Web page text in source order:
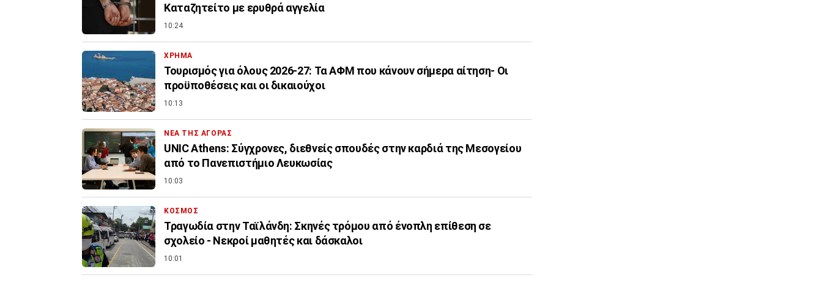
Καταζητείτο με ερυθρά αγγελία
10:24
ΧΡΗΜΑ
Τουρισμός για όλους 2026-27: Τα ΑΦΜ που κάνουν σήμερα αίτηση- Οι
προϋποθέσεις και οι δικαιούχοι
10:13
ΝΕΑ ΤΗΣ ΑΓΟΡΑΣ
UNIC Athens: Σύγχρονες, διεθνείς σπουδές στην καρδιά της Μεσογείου
από το Πανεπιστήμιο Λευκωσίας
10:03
ΚΟΣΜΟΣ
Τραγωδία στην Ταϊλάνδη: Σκηνές τρόμου από ένοπλη επίθεση σε
σχολείο - Νεκροί μαθητές και δάσκαλοι
10:01